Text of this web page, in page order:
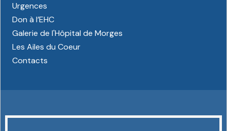
Urgences
Don à l’EHC
Galerie de l'Hôpital de Morges
Les Ailes du Coeur
Contacts